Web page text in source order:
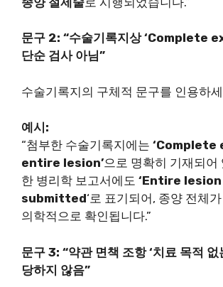
문구 2: “수술기록지상 ‘Complete
단순 검사 아님”
수술기록지의 구체적 문구를 인용하
예시:
“첨부한 수술기록지에는 ‘Complete
entire lesion’으로 명확히 기재되어
한 병리학 보고서에도 ‘Entire lesion
submitted‘로 표기되어, 종양 전체
의학적으로 확인됩니다.”
문구 3: “약관 면책 조항 ‘치료 목적 없
당하지 않음”